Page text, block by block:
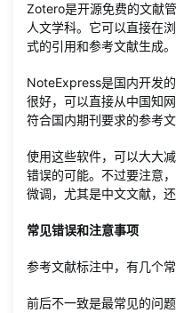
Zotero是开源免费的文献
人文学科。它可以直接在
式的引用和参考文献生成。
NoteExpress是国内开发
很好，可以直接从中国知
符合国内期刊要求的参考文
使用这些软件，可以大大
错误的可能。不过要注意
微调，尤其是中文文献，
常见错误和注意事项
参考文献标注中，有几个
前后不一致是最常见的问